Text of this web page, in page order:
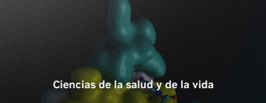
Ciencias de la salud y de la vida